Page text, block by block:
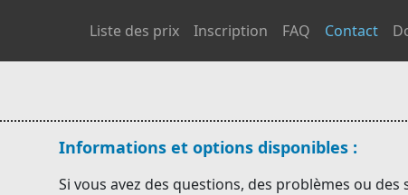
Liste des prix Inscription FAQ Contact
Informations et options disponibles :
Si vous avez des questions, des problèmes ou